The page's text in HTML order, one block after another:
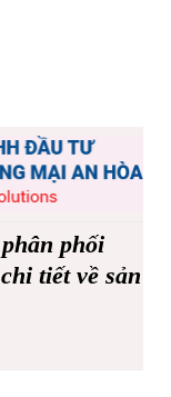
phối
tiết về sản